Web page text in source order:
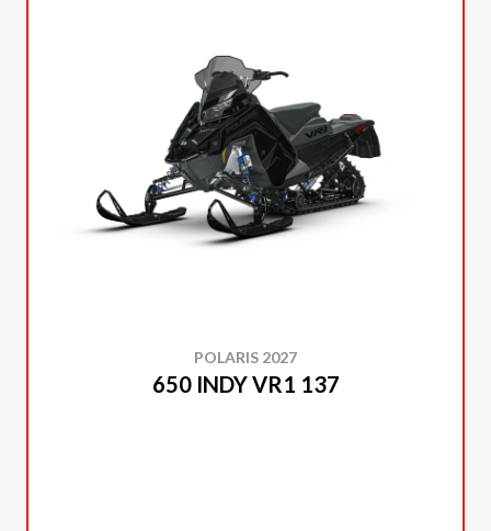
POLARIS 2027
650 INDY VR1 137